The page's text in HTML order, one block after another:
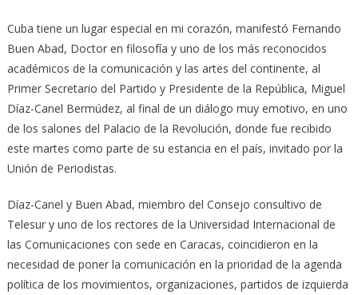
Cuba tiene un lugar especial en mi corazón, manifestó Fernando
Buen Abad, Doctor en filosofía y uno de los más reconocidos
académicos de la comunicación y las artes del continente, al
Primer Secretario del Partido y Presidente de la República, Miguel
Díaz-Canel Bermúdez, al final de un diálogo muy emotivo, en uno
de los salones del Palacio de la Revolución, donde fue recibido
este martes como parte de su estancia en el país, invitado por la
Unión de Periodistas.
Díaz-Canel y Buen Abad, miembro del Consejo consultivo de
Telesur y uno de los rectores de la Universidad Internacional de
las Comunicaciones con sede en Caracas, coincidieron en la
necesidad de poner la comunicación en la prioridad de la agenda
política de los movimientos, organizaciones, partidos de izquierda